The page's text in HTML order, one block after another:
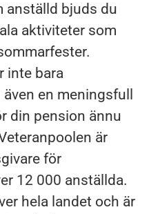
anställd bjuds du
aktiviteter som
inte bara
en meningsfull
din pension ännu
är
för
12 000 anställda.
hela landet och är